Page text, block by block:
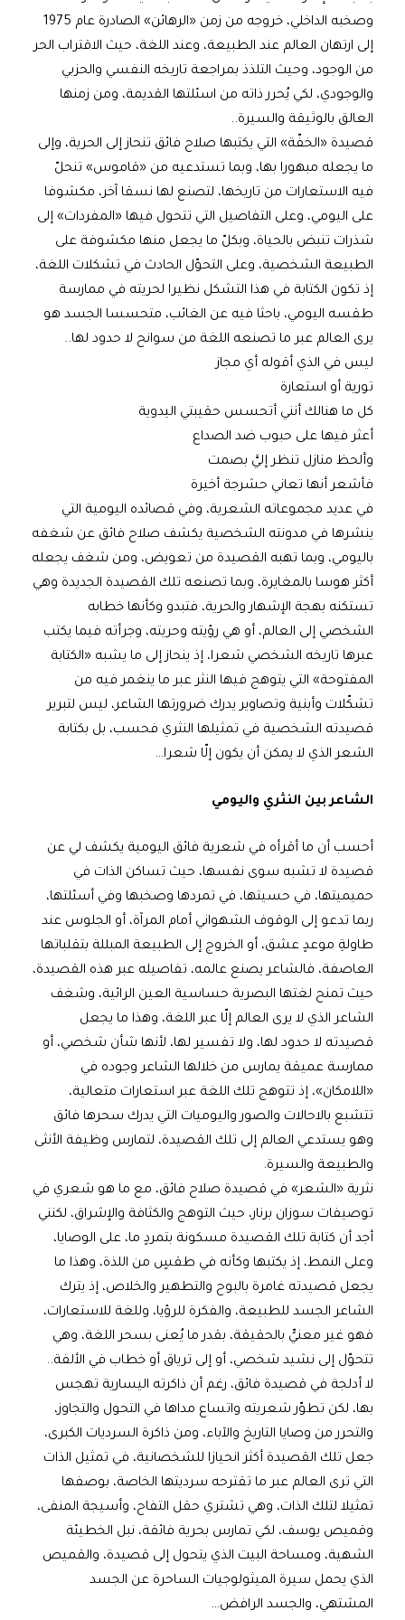
وصخبه الداخلي، خروجه من زمن «الرهائن» الصادرة عام 1975
إلى ارتهان العالم عند الطبيعة، وعند اللغة، حيث الاقتراب الحر
من الوجود، وحيث التلذذ بمراجعة تاريخه النفسي والحزبي
والوجودي، لكي يُحرر ذاته من اسئلتها القديمة، ومن زمنها
العالق بالوثيقة والسيرة..
قصيدة «الخفّة» التي يكتبها صلاح فائق تنحاز إلى الحرية، وإلى
ما يجعله مبهورا بها، وبما تستدعيه من «قاموس» تنحلّ
فيه الاستعارات من تاريخها، لتصنع لها نسقا آخر، مكشوفا
على اليومي، وعلى التفاصيل التي تتحول فيها «المفردات» إلى
شذرات تنبض بالحياة، وبكلّ ما يجعل منها مكشوفة على
الطبيعة الشخصية، وعلى التحوّل الحادث في تشكلات اللغة،
إذ تكون الكتابة في هذا التشكل نظيرا لحريته في ممارسة
طقسه اليومي، باحثا فيه عن الغائب، متحسسا الجسد هو
يرى العالم عبر ما تصنعه اللغة من سوانح لا حدود لها..
ليس في الذي أقوله أي مجاز
تورية أو استعارة
كل ما هنالك أنني أتحسس حقيبتي اليدوية
أعثر فيها على حبوب ضد الصداع
وألحظ منازل تنظر إليَّ بصمت
فأشعر أنها تعاني حشرجة أخيرة
في عديد مجموعاته الشعرية، وفي قصائده اليومية التي
ينشرها في مدونته الشخصية يكشف صلاح فائق عن شغفه
باليومي، وبما تهبه القصيدة من تعويض، ومن شغف يجعله
أكثر هوسا بالمغايرة، وبما تصنعه تلك القصيدة الجديدة وهي
تستكنه بهجة الإشهار والحرية، فتبدو وكأنها خطابه
الشخصي إلى العالم، أو هي رؤيته وحريته، وجرأته فيما يكتب
عبرها تاريخه الشخصي شعرا، إذ ينحاز إلى ما يشبه «الكتابة
المفتوحة» التي يتوهج فيها النثر عبر ما ينغمر فيه من
تشكّلات وأبنية وتصاوير يدرك ضرورتها الشاعر، ليس لتبرير
قصيدته الشخصية في تمثيلها النثري فحسب، بل بكتابة
الشعر الذي لا يمكن أن يكون إلّا شعرا…
الشاعر بين النثري واليومي
أحسب أن ما أقرأه في شعرية فائق اليومية يكشف لي عن
قصيدة لا تشبه سوى نفسها، حيث تساكن الذات في
حميميتها، في حسيتها، في تمردها وصخبها وفي أسئلتها،
ربما تدعو إلى الوقوف الشهواني أمام المرآة، أو الجلوس عند
طاولةِ موعدٍ عشق، أو الخروج إلى الطبيعة المبللة بتقلباتها
العاصفة، فالشاعر يصنع عالمه، تفاصيله عبر هذه القصيدة،
حيث تمنح لغتها البصرية حساسية العين الرائية، وشغف
الشاعر الذي لا يرى العالم إلّا عبر اللغة، وهذا ما يجعل
قصيدته لا حدود لها، ولا تفسير لها، لأنها شأن شخصي، أو
ممارسة عميقة يمارس من خلالها الشاعر وجوده في
«اللامكان»، إذ تتوهج تلك اللغة عبر استعارات متعالية،
تتشبع بالاحالات والصور واليوميات التي يدرك سحرها فائق
وهو يستدعي العالم إلى تلك القصيدة، لتمارس وظيفة الأنثى
والطبيعة والسيرة.
نثرية «الشعر» في قصيدة صلاح فائق، مع ما هو شعري في
توصيفات سوزان برنار، حيث التوهج والكثافة والإشراق، لكنني
أجد أن كتابة تلك القصيدة مسكونة بتمردٍ ما، على الوصايا،
وعلى النمط، إذ يكتبها وكأنه في طقسٍ من اللذة، وهذا ما
يجعل قصيدته غامرة بالبوح والتطهير والخلاص، إذ يترك
الشاعر الجسد للطبيعة، والفكرة للرؤيا، وللغة للاستعارات،
فهو غير معنيٍّ بالحقيقة، بقدر ما يُعنى بسحر اللغة، وهي
تتحوّل إلى نشيد شخصي، أو إلى ترياق أو خطاب في الألفة..
لا أدلجة في قصيدة فائق، رغم أن ذاكرته اليسارية تهجس
بها، لكن تطوّر شعريته واتساع مداها في التحول والتجاوز،
والتحرر من وصايا التاريخ والآباء، ومن ذاكرة السرديات الكبرى،
جعل تلك القصيدة أكثر انحيازا للشخصانية، في تمثيل الذات
التي ترى العالم عبر ما تقترحه سرديتها الخاصة، بوصفها
تمثيلا لتلك الذات، وهي تشتري حقل التفاح، وأسيجة المنفى،
وقميص يوسف، لكي تمارس بحرية فائقة، نبل الخطيئة
الشهية، ومساحة البيت الذي يتحول إلى قصيدة، والقميص
الذي يحمل سيرة الميثولوجيات الساحرة عن الجسد
المشتهي، والجسد الرافض…